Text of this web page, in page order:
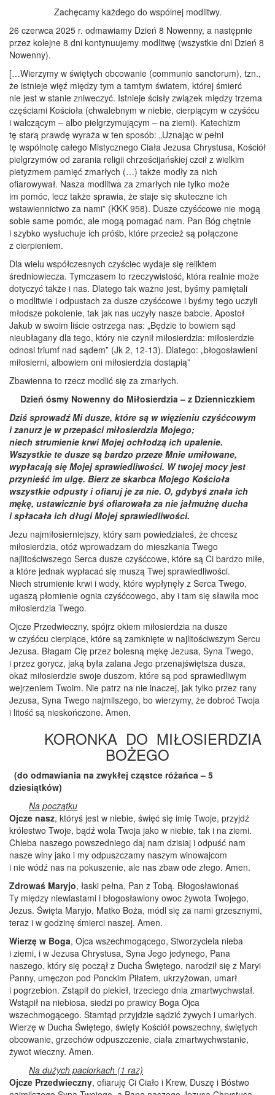
Zachęcamy każdego do wspólnej modlitwy.
26 czerwca 2025 r. odmawiamy Dzień 8 Nowenny, a następnie
przez kolejne 8 dni kontynuujemy modlitwę (wszystkie dni Dzień 8
Nowenny).
[…Wierzymy w świętych obcowanie (communio sanctorum), tzn.,
że istnieje więź między tym a tamtym światem, której śmierć
nie jest w stanie zniweczyć. Istnieje ścisły związek między trzema
częściami Kościoła (chwalebnym w niebie, cierpiącym w czyśćcu
i walczącym – albo pielgrzymującym – na ziemi). Katechizm
tę starą prawdę wyraża w ten sposób: „Uznając w pełni
tę wspólnotę całego Mistycznego Ciała Jezusa Chrystusa, Kościół
pielgrzymów od zarania religii chrześcijańskiej czcił z wielkim
pietyzmem pamięć zmarłych (…) także modły za nich
ofiarowywał. Nasza modlitwa za zmarłych nie tylko może
im pomóc, lecz także sprawia, że staje się skuteczne ich
wstawiennictwo za nami” (KKK 958). Dusze czyśćcowe nie mogą
sobie same pomóc, ale mogą pomagać nam. Pan Bóg chętnie
i szybko wysłuchuje ich próśb, które przecież są połączone
z cierpieniem.
Dla wielu współczesnych czyściec wydaje się reliktem
średniowiecza. Tymczasem to rzeczywistość, która realnie może
dotyczyć także i nas. Dlatego tak ważne jest, byśmy pamiętali
o modlitwie i odpustach za dusze czyśćcowe i byśmy tego uczyli
młodsze pokolenie, tak jak nas uczyły nasze babcie. Apostoł
Jakub w swoim liście ostrzega nas: „Będzie to bowiem sąd
nieubłagany dla tego, który nie czynił miłosierdzia: miłosierdzie
odnosi triumf nad sądem” (Jk 2, 12-13). Dlatego: „błogosławieni
miłosierni, albowiem oni miłosierdzia dostąpią”
Zbawienna to rzecz modlić się za zmarłych.
Dzień ósmy Nowenny do Miłosierdzia – z Dzienniczkiem
Dziś sprowadź Mi dusze, które są w więzieniu czyśćcowym
i zanurz je w przepaści miłosierdzia Mojego;
niech strumienie krwi Mojej ochłodzą ich upalenie.
Wszystkie te dusze są bardzo przeze Mnie umiłowane,
wypłacają się Mojej sprawiedliwości. W twojej mocy jest
przynieść im ulgę. Bierz ze skarbca Mojego Kościoła
wszystkie odpusty i ofiaruj je za nie. O, gdybyś znała ich
mękę, ustawicznie byś ofiarowała za nie jałmużnę ducha
i spłacała ich długi Mojej sprawiedliwości.
Jezu najmiłosierniejszy, który sam powiedziałeś, że chcesz
miłosierdzia, otóż wprowadzam do mieszkania Twego
najlitościwszego Serca dusze czyśćcowe, które są Ci bardzo miłe,
a które jednak wypłacać się muszą Twej sprawiedliwości.
Niech strumienie krwi i wody, które wypłynęły z Serca Twego,
ugaszą płomienie ognia czyśćcowego, aby i tam się sławiła moc
miłosierdzia Twego.
Ojcze Przedwieczny, spójrz okiem miłosierdzia na dusze
w czyśćcu cierpiące, które są zamknięte w najlitościwszym Sercu
Jezusa. Błagam Cię przez bolesną mękę Jezusa, Syna Twego,
i przez gorycz, jaką była zalana Jego przenajświętsza dusza,
okaż miłosierdzie swoje duszom, które są pod sprawiedliwym
wejrzeniem Twoim. Nie patrz na nie inaczej, jak tylko przez rany
Jezusa, Syna Twego najmilszego, bo wierzymy, że dobroć Twoja
i litość są nieskończone. Amen.
KORONKA DO MIŁOSIERDZIA
BOŻEGO
(do odmawiania na zwykłej cząstce różańca – 5
dziesiątków)
Na początku
Ojcze nasz, któryś jest w niebie, święć się imię Twoje, przyjdź
królestwo Twoje, bądź wola Twoja jako w niebie, tak i na ziemi.
Chleba naszego powszedniego daj nam dzisiaj i odpuść nam
nasze winy jako i my odpuszczamy naszym winowajcom
i nie wódź nas na pokuszenie, ale nas zbaw ode złego. Amen.
Zdrowaś Maryjo, łaski pełna, Pan z Tobą. Błogosławionaś
Ty między niewiastami i błogosławiony owoc żywota Twojego,
Jezus. Święta Maryjo, Matko Boża, módl się za nami grzesznymi,
teraz i w godzinę śmierci naszej. Amen.
Wierzę w Boga, Ojca wszechmogącego, Stworzyciela nieba
i ziemi, i w Jezusa Chrystusa, Syna Jego jedynego, Pana
naszego, który się począł z Ducha Świętego, narodził się z Maryi
Panny, umęczon pod Ponckim Piłatem, ukrzyżowan, umarł
i pogrzebion. Zstąpił do piekieł, trzeciego dnia zmartwychwstał.
Wstąpił na niebiosa, siedzi po prawicy Boga Ojca
wszechmogącego. Stamtąd przyjdzie sądzić żywych i umarłych.
Wierzę w Ducha Świętego, święty Kościół powszechny, świętych
obcowanie, grzechów odpuszczenie, ciała zmartwychwstanie,
żywot wieczny. Amen.
Na dużych paciorkach (1 raz)
Ojcze Przedwieczny, ofiaruję Ci Ciało i Krew, Duszę i Bóstwo